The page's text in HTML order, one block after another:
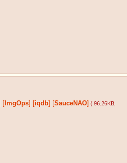
[ ImgOps] [iqdb] [SauceNAO] ( 96.26KB